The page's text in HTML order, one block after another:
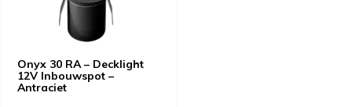
Onyx 30 RA – Decklight
12V Inbouwspot –
Antraciet